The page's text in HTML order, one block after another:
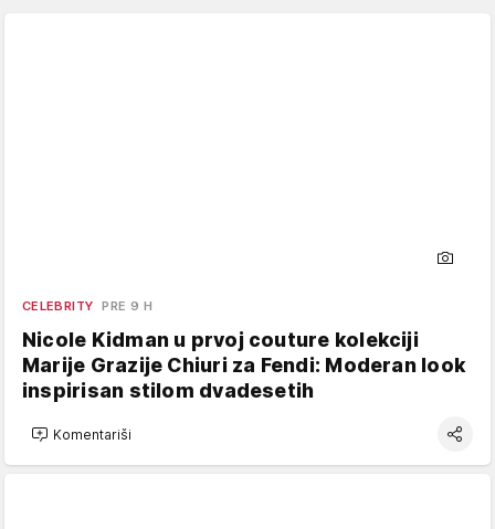
CELEBRITY PRE 9 H
Nicole Kidman u prvoj couture kolekciji
Marije Grazije Chiuri za Fendi: Moderan look
inspirisan stilom dvadesetih
Komentariši